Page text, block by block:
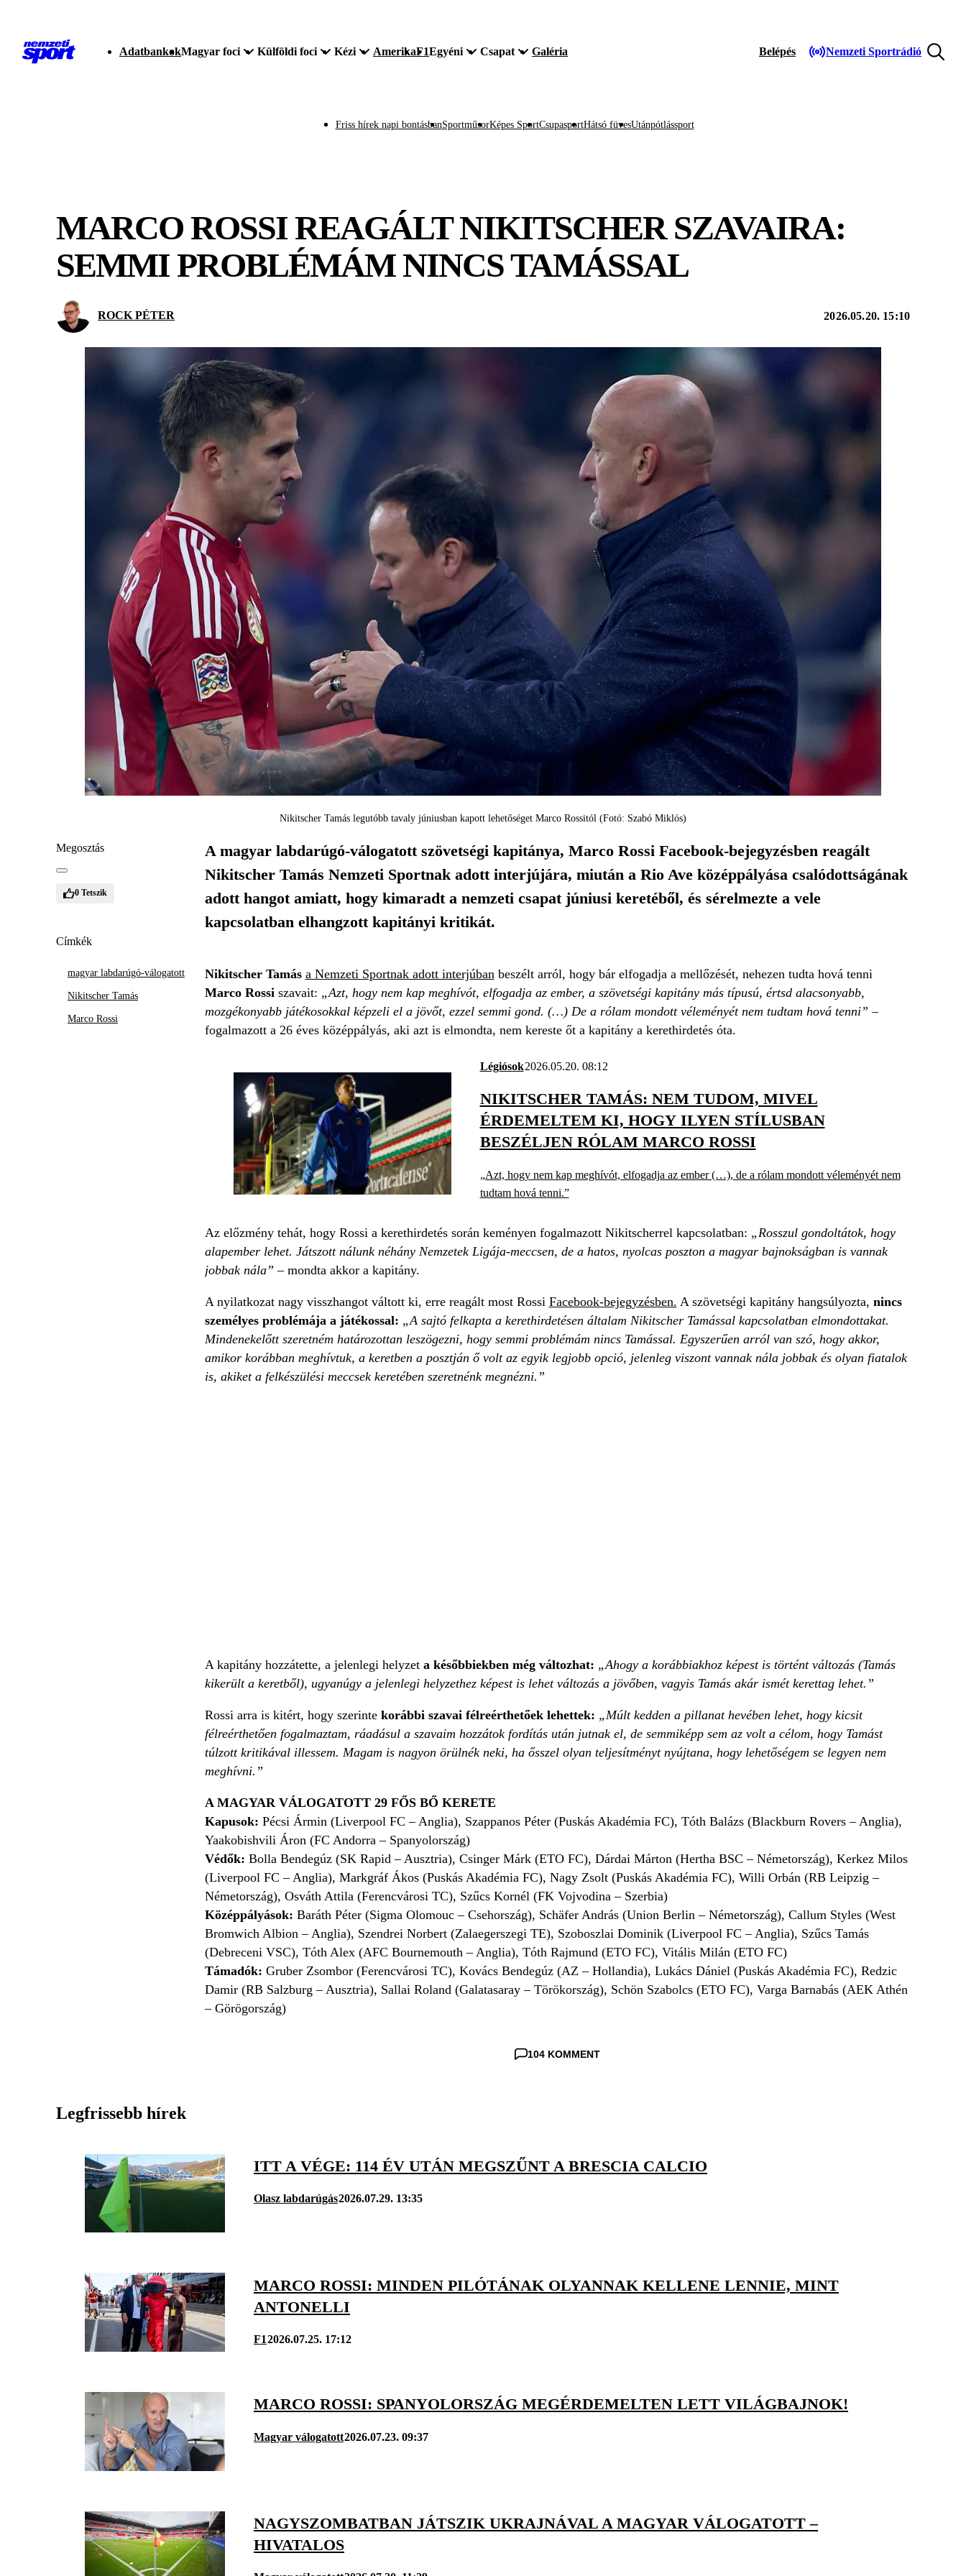
AdatbankokMagyar foci Külföldi foci Kézi AmerikaF1Egyéni Csapat Galéria Belépés Nemzeti Sportrádió
Friss hírek napi bontásbanSportműsorKépes SportCsupasportHátsó füvesUtánpótlássport
MARCO ROSSI REAGÁLT NIKITSCHER SZAVAIRA:
SEMMI PROBLÉMÁM NINCS TAMÁSSAL
ROCK PÉTER 2026.05.20. 15:10
Nikitscher Tamás legutóbb tavaly júniusban kapott lehetőséget Marco Rossitól (Fotó: Szabó Miklós)
Megosztás
0 Tetszik
Címkék
magyar labdarúgó-válogatott
Nikitscher Tamás
Marco Rossi
A magyar labdarúgó-válogatott szövetségi kapitánya, Marco Rossi Facebook-bejegyzésben reagált
Nikitscher Tamás Nemzeti Sportnak adott interjújára, miután a Rio Ave középpályása csalódottságának
adott hangot amiatt, hogy kimaradt a nemzeti csapat júniusi keretéből, és sérelmezte a vele
kapcsolatban elhangzott kapitányi kritikát.
Nikitscher Tamás a Nemzeti Sportnak adott interjúban beszélt arról, hogy bár elfogadja a mellőzését, nehezen tudta hová tenni
Marco Rossi szavait: „Azt, hogy nem kap meghívót, elfogadja az ember, a szövetségi kapitány más típusú, értsd alacsonyabb,
mozgékonyabb játékosokkal képzeli el a jövőt, ezzel semmi gond. (…) De a rólam mondott véleményét nem tudtam hová tenni” –
fogalmazott a 26 éves középpályás, aki azt is elmondta, nem kereste őt a kapitány a kerethirdetés óta.
Légiósok2026.05.20. 08:12
NIKITSCHER TAMÁS: NEM TUDOM, MIVEL
ÉRDEMELTEM KI, HOGY ILYEN STÍLUSBAN
BESZÉLJEN RÓLAM MARCO ROSSI
„Azt, hogy nem kap meghívót, elfogadja az ember (…), de a rólam mondott véleményét nem
tudtam hová tenni.”
Az előzmény tehát, hogy Rossi a kerethirdetés során keményen fogalmazott Nikitscherrel kapcsolatban: „Rosszul gondoltátok, hogy
alapember lehet. Játszott nálunk néhány Nemzetek Ligája-meccsen, de a hatos, nyolcas poszton a magyar bajnokságban is vannak
jobbak nála” – mondta akkor a kapitány.
A nyilatkozat nagy visszhangot váltott ki, erre reagált most Rossi Facebook-bejegyzésben. A szövetségi kapitány hangsúlyozta, nincs
személyes problémája a játékossal: „A sajtó felkapta a kerethirdetésen általam Nikitscher Tamással kapcsolatban elmondottakat.
Mindenekelőtt szeretném határozottan leszögezni, hogy semmi problémám nincs Tamással. Egyszerűen arról van szó, hogy akkor,
amikor korábban meghívtuk, a keretben a posztján ő volt az egyik legjobb opció, jelenleg viszont vannak nála jobbak és olyan fiatalok
is, akiket a felkészülési meccsek keretében szeretnénk megnézni.”
A kapitány hozzátette, a jelenlegi helyzet a későbbiekben még változhat: „Ahogy a korábbiakhoz képest is történt változás (Tamás
kikerült a keretből), ugyanúgy a jelenlegi helyzethez képest is lehet változás a jövőben, vagyis Tamás akár ismét kerettag lehet.”
Rossi arra is kitért, hogy szerinte korábbi szavai félreérthetőek lehettek: „Múlt kedden a pillanat hevében lehet, hogy kicsit
félreérthetően fogalmaztam, ráadásul a szavaim hozzátok fordítás után jutnak el, de semmiképp sem az volt a célom, hogy Tamást
túlzott kritikával illessem. Magam is nagyon örülnék neki, ha ősszel olyan teljesítményt nyújtana, hogy lehetőségem se legyen nem
meghívni.”
A MAGYAR VÁLOGATOTT 29 FŐS BŐ KERETE
Kapusok: Pécsi Ármin (Liverpool FC – Anglia), Szappanos Péter (Puskás Akadémia FC), Tóth Balázs (Blackburn Rovers – Anglia),
Yaakobishvili Áron (FC Andorra – Spanyolország)
Védők: Bolla Bendegúz (SK Rapid – Ausztria), Csinger Márk (ETO FC), Dárdai Márton (Hertha BSC – Németország), Kerkez Milos
(Liverpool FC – Anglia), Markgráf Ákos (Puskás Akadémia FC), Nagy Zsolt (Puskás Akadémia FC), Willi Orbán (RB Leipzig –
Németország), Osváth Attila (Ferencvárosi TC), Szűcs Kornél (FK Vojvodina – Szerbia)
Középpályások: Baráth Péter (Sigma Olomouc – Csehország), Schäfer András (Union Berlin – Németország), Callum Styles (West
Bromwich Albion – Anglia), Szendrei Norbert (Zalaegerszegi TE), Szoboszlai Dominik (Liverpool FC – Anglia), Szűcs Tamás
(Debreceni VSC), Tóth Alex (AFC Bournemouth – Anglia), Tóth Rajmund (ETO FC), Vitális Milán (ETO FC)
Támadók: Gruber Zsombor (Ferencvárosi TC), Kovács Bendegúz (AZ – Hollandia), Lukács Dániel (Puskás Akadémia FC), Redzic
Damir (RB Salzburg – Ausztria), Sallai Roland (Galatasaray – Törökország), Schön Szabolcs (ETO FC), Varga Barnabás (AEK Athén
– Görögország)
104 KOMMENT
Legfrissebb hírek
ITT A VÉGE: 114 ÉV UTÁN MEGSZŰNT A BRESCIA CALCIO
Olasz labdarúgás2026.07.29. 13:35
MARCO ROSSI: MINDEN PILÓTÁNAK OLYANNAK KELLENE LENNIE, MINT
ANTONELLI
F12026.07.25. 17:12
MARCO ROSSI: SPANYOLORSZÁG MEGÉRDEMELTEN LETT VILÁGBAJNOK!
Magyar válogatott2026.07.23. 09:37
NAGYSZOMBATBAN JÁTSZIK UKRAJNÁVAL A MAGYAR VÁLOGATOTT –
HIVATALOS